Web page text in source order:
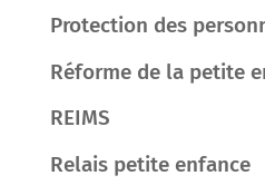
Protection des
Réforme de la petite
REIMS
Relais petite enfance